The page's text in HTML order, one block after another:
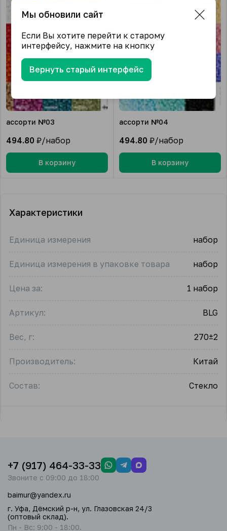
ассорти №03
494.80 ₽/набор
В корзину
ассорти №04
494.80 ₽/набор
В корзину
Характеристики
Единица измерения набор
Единица измерения в упаковке товара набор
Цена за: 1 набор
Артикул: BLG
Вес, г: 270±2
Производитель: Китай
Состав: Стекло
+7 (917) 464-33-33
Звоните с 09:00 до 18:00
baimur@yandex.ru
г. Уфа, Дёмский р-н, ул. Глазовская 24/3
(оптовый склад).
Пн - Вс: 9:00 - 18:00.
Мы обновили сайт
Если Вы хотите перейти к старому
интерфейсу, нажмите на кнопку
Вернуть старый интерфейс